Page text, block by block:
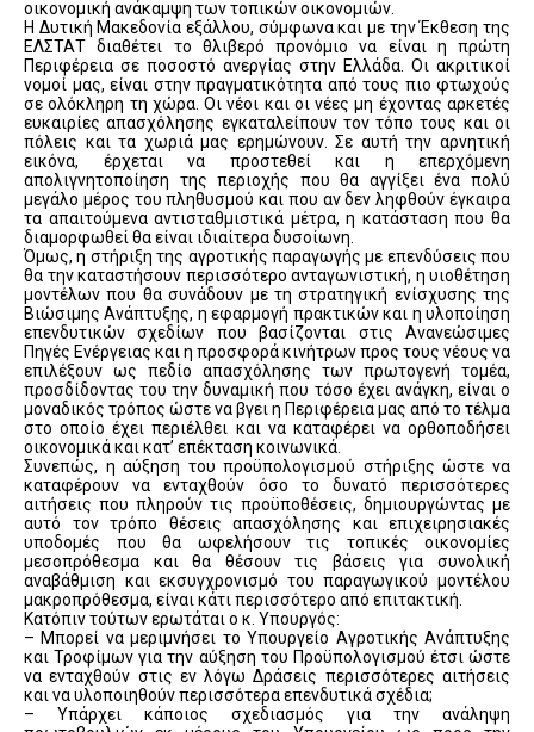
οικονομική ανάκαμψη των τοπικών οικονομιών.
Η Δυτική Μακεδονία εξάλλου, σύμφωνα και με την Έκθεση της
ΕΛΣΤΑΤ διαθέτει το θλιβερό προνόμιο να είναι η πρώτη
Περιφέρεια σε ποσοστό ανεργίας στην Ελλάδα. Οι ακριτικοί
νομοί μας, είναι στην πραγματικότητα από τους πιο φτωχούς
σε ολόκληρη τη χώρα. Οι νέοι και οι νέες μη έχοντας αρκετές
ευκαιρίες απασχόλησης εγκαταλείπουν τον τόπο τους και οι
πόλεις και τα χωριά μας ερημώνουν. Σε αυτή την αρνητική
εικόνα, έρχεται να προστεθεί και η επερχόμενη
απολιγνητοποίηση της περιοχής που θα αγγίξει ένα πολύ
μεγάλο μέρος του πληθυσμού και που αν δεν ληφθούν έγκαιρα
τα απαιτούμενα αντισταθμιστικά μέτρα, η κατάσταση που θα
διαμορφωθεί θα είναι ιδιαίτερα δυσοίωνη.
Όμως, η στήριξη της αγροτικής παραγωγής με επενδύσεις που
θα την καταστήσουν περισσότερο ανταγωνιστική, η υιοθέτηση
μοντέλων που θα συνάδουν με τη στρατηγική ενίσχυσης της
Βιώσιμης Ανάπτυξης, η εφαρμογή πρακτικών και η υλοποίηση
επενδυτικών σχεδίων που βασίζονται στις Ανανεώσιμες
Πηγές Ενέργειας και η προσφορά κινήτρων προς τους νέους να
επιλέξουν ως πεδίο απασχόλησης των πρωτογενή τομέα,
προσδίδοντας του την δυναμική που τόσο έχει ανάγκη, είναι ο
μοναδικός τρόπος ώστε να βγει η Περιφέρεια μας από το τέλμα
στο οποίο έχει περιέλθει και να καταφέρει να ορθοποδήσει
οικονομικά και κατ’ επέκταση κοινωνικά.
Συνεπώς, η αύξηση του προϋπολογισμού στήριξης ώστε να
καταφέρουν να ενταχθούν όσο το δυνατό περισσότερες
αιτήσεις που πληρούν τις προϋποθέσεις, δημιουργώντας με
αυτό τον τρόπο θέσεις απασχόλησης και επιχειρησιακές
υποδομές που θα ωφελήσουν τις τοπικές οικονομίες
μεσοπρόθεσμα και θα θέσουν τις βάσεις για συνολική
αναβάθμιση και εκσυγχρονισμό του παραγωγικού μοντέλου
μακροπρόθεσμα, είναι κάτι περισσότερο από επιτακτική.
Κατόπιν τούτων ερωτάται ο κ. Υπουργός:
– Μπορεί να μεριμνήσει το Υπουργείο Αγροτικής Ανάπτυξης
και Τροφίμων για την αύξηση του Προϋπολογισμού έτσι ώστε
να ενταχθούν στις εν λόγω Δράσεις περισσότερες αιτήσεις
και να υλοποιηθούν περισσότερα επενδυτικά σχέδια;
– Υπάρχει κάποιος σχεδιασμός για την ανάληψη